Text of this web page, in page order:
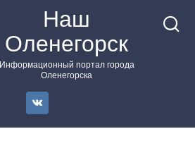
Наш
Оленегорск
Информационный портал города
Оленегорска